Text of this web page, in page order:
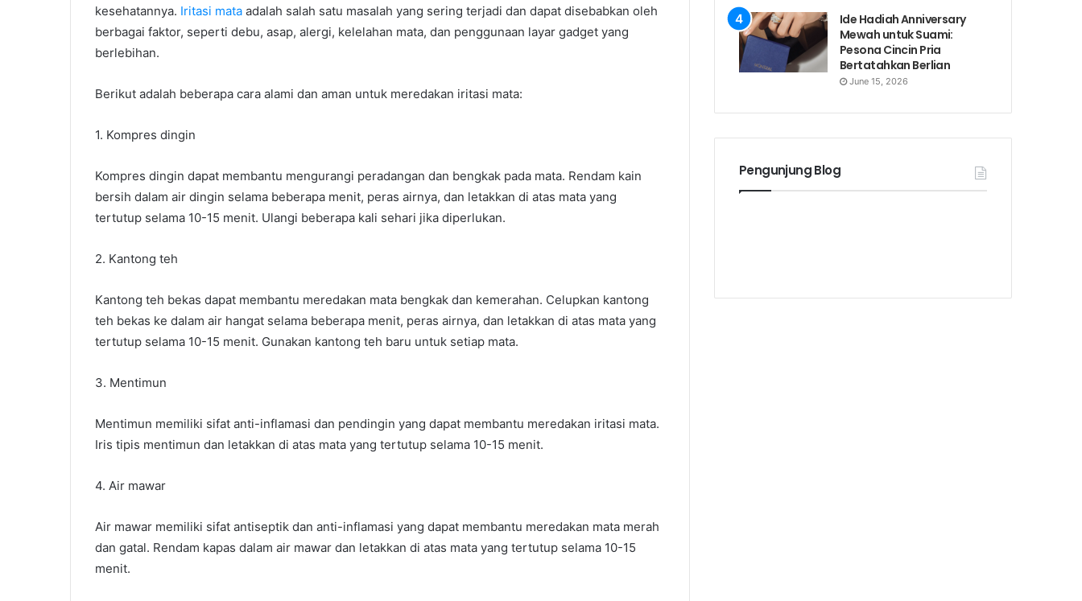
kesehatannya. Iritasi mata adalah salah satu masalah yang sering terjadi dan dapat disebabkan oleh
berbagai faktor, seperti debu, asap, alergi, kelelahan mata, dan penggunaan layar gadget yang
berlebihan.
Berikut adalah beberapa cara alami dan aman untuk meredakan iritasi mata:
1. Kompres dingin
Kompres dingin dapat membantu mengurangi peradangan dan bengkak pada mata. Rendam kain
bersih dalam air dingin selama beberapa menit, peras airnya, dan letakkan di atas mata yang
tertutup selama 10-15 menit. Ulangi beberapa kali sehari jika diperlukan.
2. Kantong teh
Kantong teh bekas dapat membantu meredakan mata bengkak dan kemerahan. Celupkan kantong
teh bekas ke dalam air hangat selama beberapa menit, peras airnya, dan letakkan di atas mata yang
tertutup selama 10-15 menit. Gunakan kantong teh baru untuk setiap mata.
3. Mentimun
Mentimun memiliki sifat anti-inflamasi dan pendingin yang dapat membantu meredakan iritasi mata.
Iris tipis mentimun dan letakkan di atas mata yang tertutup selama 10-15 menit.
4. Air mawar
Air mawar memiliki sifat antiseptik dan anti-inflamasi yang dapat membantu meredakan mata merah
dan gatal. Rendam kapas dalam air mawar dan letakkan di atas mata yang tertutup selama 10-15
menit.
Ide Hadiah Anniversary
Mewah untuk Suami:
Pesona Cincin Pria
Bertatahkan Berlian
June 15, 2026
Pengunjung Blog